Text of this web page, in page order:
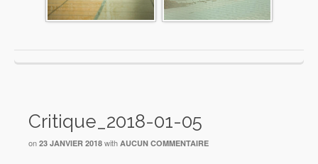
Critique_2018-01-05
on 23 JANVIER 2018 with AUCUN COMMENTAIRE